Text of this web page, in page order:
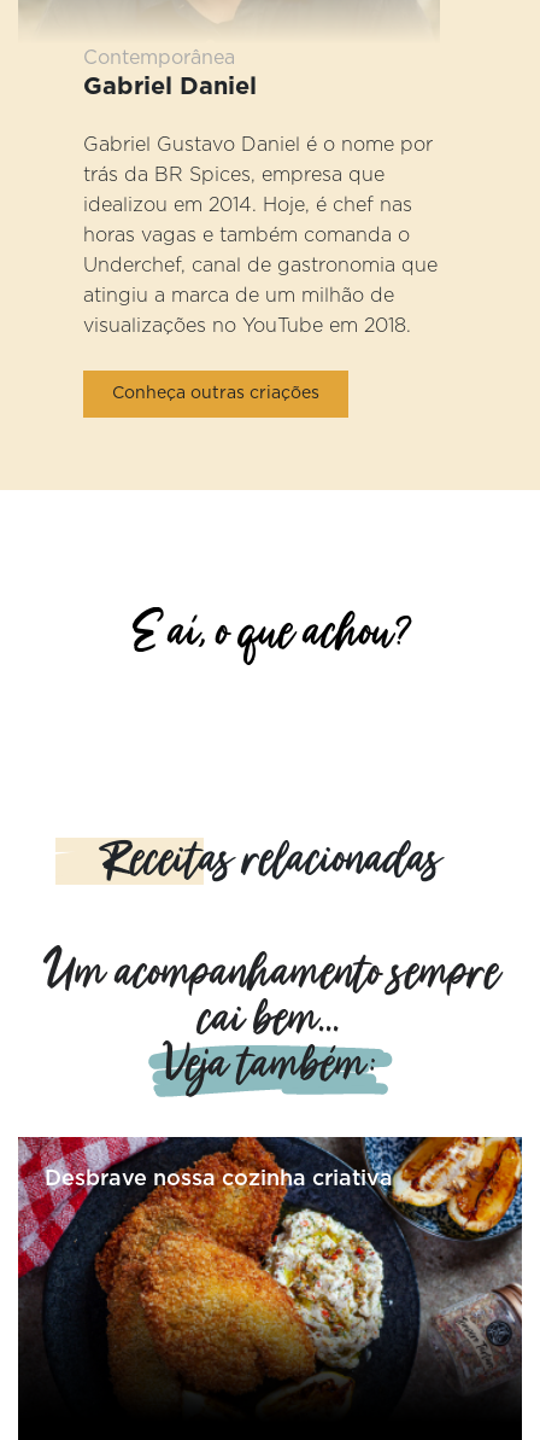
Contemporânea
Gabriel Daniel
Gabriel Gustavo Daniel é o nome por
trás da BR Spices, empresa que
idealizou em 2014. Hoje, é chef nas
horas vagas e também comanda o
Underchef, canal de gastronomia que
atingiu a marca de um milhão de
visualizações no YouTube em 2018.
Conheça outras criações
E aí, o que achou?
Receitas relacionadas
Um acompanhamento sempre
cai bem...
Veja também:
Desbrave nossa cozinha criativa